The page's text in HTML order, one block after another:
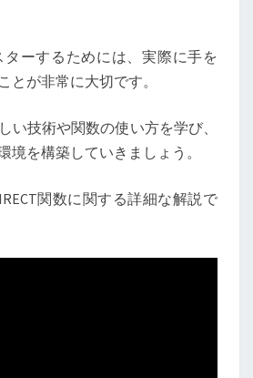
ターするためには、実際に手を
とが非常に大切です。
い技術や関数の使い方を学び、
境を構築していきましょう。
関数に関する詳細な解説で